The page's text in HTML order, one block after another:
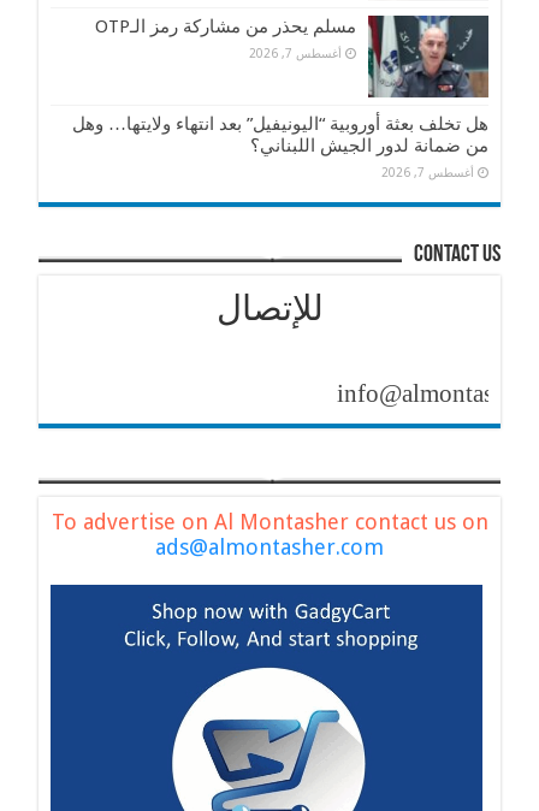
مسلم يحذر من مشاركة رمز الـOTP
أغسطس 7, 2026
هل تخلف بعثة أوروبية “اليونيفيل” بعد انتهاء ولايتها… وهل
من ضمانة لدور الجيش اللبناني؟
أغسطس 7, 2026
contact us
للإتصال
info@almontasher.com
To advertise on Al Montasher contact us on
ads@almontasher.com